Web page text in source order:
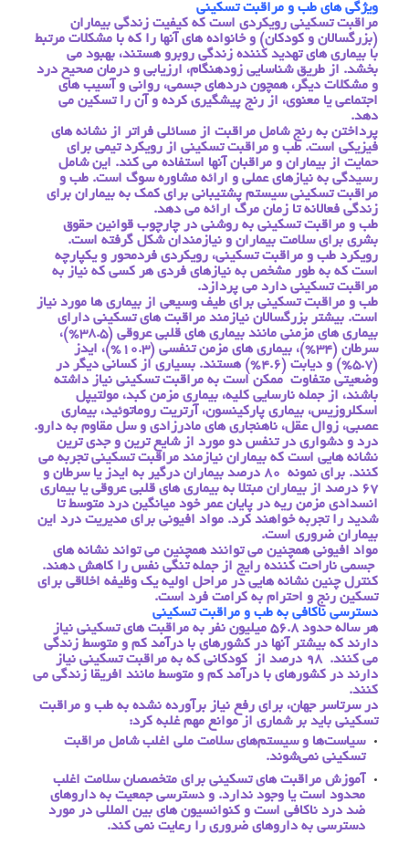
ویژگی های طب و مراقبت تسکینی
مراقبت تسکینی رویکردی است که کیفیت زندگی بیماران
(بزرگسالان و کودکان) و خانواده های آنها را که با مشکلات مرتبط
با بیماری های تهدید کننده زندگی روبرو هستند، بهبود می
بخشد. از طریق شناسایی زودهنگام، ارزیابی و درمان صحیح درد
و مشکلات دیگر، همچون دردهای جسمی، روانی و آسیب های
اجتماعی یا معنوی، از رنج پیشگیری کرده و آن را تسکین می
دهد.
پرداختن به رنج شامل مراقبت از مسائلی فراتر از نشانه های
فیزیکی است. طب و مراقبت تسکینی از رویکرد تیمی برای
حمایت از بیماران و مراقبان آنها استفاده می کند. این شامل
رسیدگی به نیازهای عملی و ارائه مشاوره سوگ است. طب و
مراقبت تسکینی سیستم پشتیبانی برای کمک به بیماران برای
زندگی فعالانه تا زمان مرگ ارائه می دهد.
طب و مراقبت تسکینی به روشنی در چارچوب قوانین حقوق
بشری برای سلامت بیماران و نیازمندان شکل گرفته است.
رویکرد طب و مراقبت تسکینی، رویکردی فردمحور و یکپارچه
است که به طور مشخص به نیازهای فردی هر کسی که نیاز به
مراقبت تسکینی دارد می پردازد.
طب و مراقبت تسکینی برای طیف وسیعی از بیماری ها مورد نیاز
است. بیشتر بزرگسالان نیازمند مراقبت های تسکینی دارای
بیماری های مزمنی مانند بیماری های قلبی عروقی (38.5%)،
سرطان (34%)، بیماری های مزمن تنفسی (10.3%)، ایدز
(5.7%) و دیابت (4.6%) هستند. بسیاری از کسانی دیگر در
وضعیتی متفاوت ممکن است به مراقبت تسکینی نیاز داشته
باشند، از جمله نارسایی کلیه، بیماری مزمن کبد، مولتیپل
اسکلروزیس، بیماری پارکینسون، آرتریت روماتوئید، بیماری
عصبی، زوال عقل، ناهنجاری های مادرزادی و سل مقاوم به دارو.
درد و دشواری در تنفس دو مورد از شایع ترین و جدی ترین
نشانه هایی است که بیماران نیازمند مراقبت تسکینی تجربه می
کنند. برای نمونه 80 درصد بیماران درگیر به ایدز یا سرطان و
67 درصد از بیماران مبتلا به بیماری های قلبی عروقی یا بیماری
انسدادی مزمن ریه در پایان عمر خود میانگین درد متوسط تا
شدید را تجربه خواهند کرد. مواد افیونی برای مدیریت درد این
بیماران ضروری است.
مواد افیونی همچنین می توانند همچنین می تواند نشانه های
جسمی ناراحت کننده رایج از جمله تنگی نفس را کاهش دهند.
کنترل چنین نشانه هایی در مراحل اولیه یک وظیفه اخلاقی برای
تسکین رنج و احترام به کرامت فرد است.
دسترسی ناکافی به طب و مراقبت تسکینی
هر ساله حدود 56.8 میلیون نفر به مراقبت های تسکینی نیاز
دارند که بیشتر آنها در کشورهای با درآمد کم و متوسط زندگی
می کنند. 98 درصد از کودکانی که به مراقبت تسکینی نیاز
دارند در کشورهای با درآمد کم و متوسط مانند افریقا زندگی می
کنند.
در سرتاسر جهان، برای رفع نیاز برآورده نشده به طب و مراقبت
تسکینی باید بر شماری از موانع مهم غلبه کرد:
سیاست‌ها و سیستم‌های سلامت ملی اغلب شامل مراقبت
تسکینی نمی‌شوند.
آموزش مراقبت های تسکینی برای متخصصان سلامت اغلب
محدود است یا وجود ندارد. و دسترسی جمعیت به داروهای
ضد درد ناکافی است و کنوانسیون های بین المللی در مورد
دسترسی به داروهای ضروری را رعایت نمی کند.